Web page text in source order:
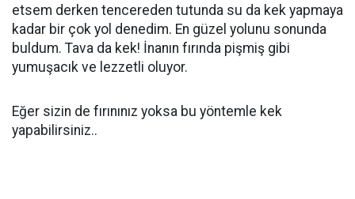
etsem derken tencereden tutunda su da kek yapmaya
kadar bir çok yol denedim. En güzel yolunu sonunda
buldum. Tava da kek! İnanın fırında pişmiş gibi
yumuşacık ve lezzetli oluyor.
Eğer sizin de fırınınız yoksa bu yöntemle kek
yapabilirsiniz..